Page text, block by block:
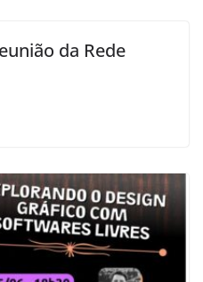
da Rede